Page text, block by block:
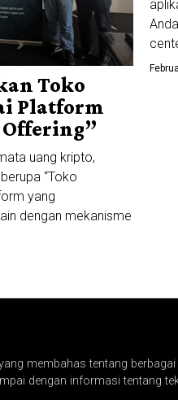
Toko
Platform
uang kripto,
“Toko
yang
dengan mekanisme
membahas tentang
dengan informasi tentang